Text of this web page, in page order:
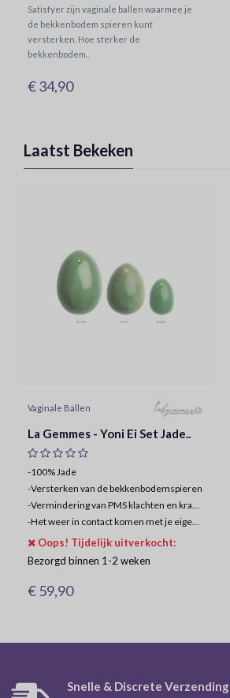
Satisfyer zijn vaginale ballen waarmee je
de bekkenbodem spieren kunt
versterken. Hoe sterker de
bekkenbodem..
€ 34,90
Laatst Bekeken
Vaginale Ballen
La Gemmes - Yoni Ei Set Jade..
-100% Jade
-Versterken van de bekkenbodemspieren
-Vermindering van PMS klachten en krampen
-Het weer in contact komen met je eigen vrouwelijkheid
Oops! Tijdelijk uitverkocht:
Bezorgd binnen 1-2 weken
€ 59,90
Snelle & Discrete Verzending